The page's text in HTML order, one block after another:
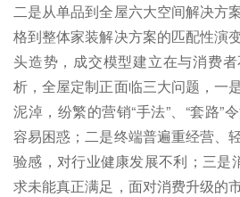
二是从单品到全屋六大空间解决方
格到整体家装解决方案的匹配性演
头造势，成交模型建立在与消费
析，全屋定制正面临三大问题，一
泥淖，纷繁的营销“手法”、“套路”
容易困惑；二是终端普遍重经营、
验感，对行业健康发展不利；三是
求未能真正满足，面对消费升级的